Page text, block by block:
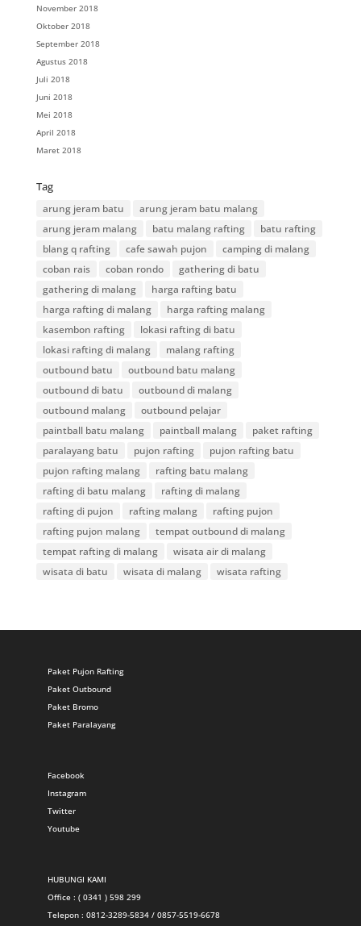
November 2018
Oktober 2018
September 2018
Agustus 2018
Juli 2018
Juni 2018
Mei 2018
April 2018
Maret 2018
Tag
arung jeram batu
arung jeram batu malang
arung jeram malang
batu malang rafting
batu rafting
blang q rafting
cafe sawah pujon
camping di malang
coban rais
coban rondo
gathering di batu
gathering di malang
harga rafting batu
harga rafting di malang
harga rafting malang
kasembon rafting
lokasi rafting di batu
lokasi rafting di malang
malang rafting
outbound batu
outbound batu malang
outbound di batu
outbound di malang
outbound malang
outbound pelajar
paintball batu malang
paintball malang
paket rafting
paralayang batu
pujon rafting
pujon rafting batu
pujon rafting malang
rafting batu malang
rafting di batu malang
rafting di malang
rafting di pujon
rafting malang
rafting pujon
rafting pujon malang
tempat outbound di malang
tempat rafting di malang
wisata air di malang
wisata di batu
wisata di malang wisata rafting
Paket Pujon Rafting
Paket Outbound
Paket Bromo
Paket Paralayang
Facebook
Instagram
Twitter
Youtube
HUBUNGI KAMI
Office : ( 0341 ) 598 299
Telepon : 0812-3289-5834 / 0857-5519-6678